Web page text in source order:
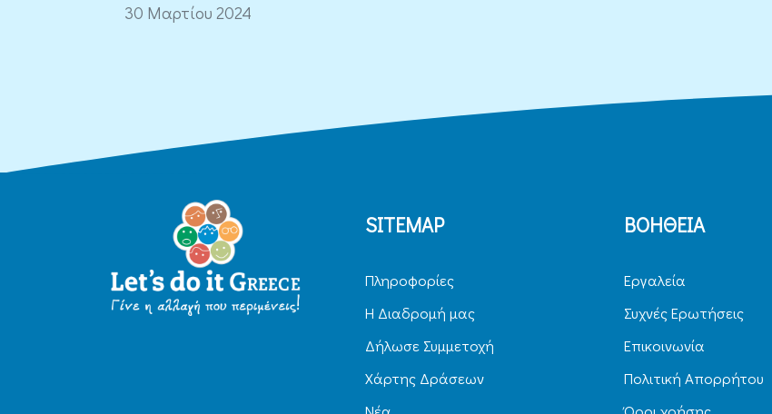
30 Μαρτίου 2024
SITEMAP
Πληροφορίες
H Διαδρομή μας
Δήλωσε Συμμετοχή
Χάρτης Δράσεων
ΒΟΗΘΕΙΑ
Εργαλεία
Συχνές Ερωτήσεις
Επικοινωνία
Πολιτική Απορρήτου